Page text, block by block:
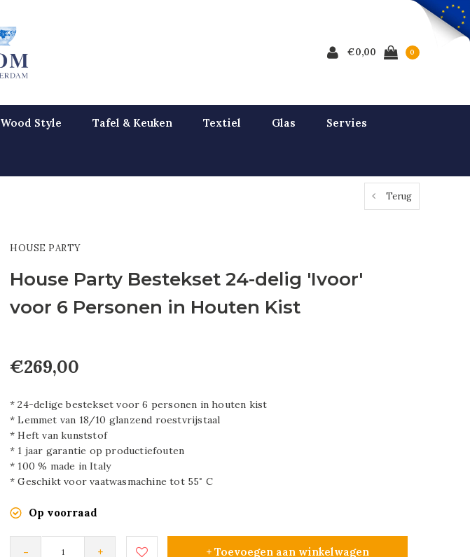
€0,00 0
Wood Style Tafel & Keuken Textiel Glas Servies
Terug
HOUSE PARTY
House Party Bestekset 24-delig 'Ivoor'
voor 6 Personen in Houten Kist
€269,00
* 24-delige bestekset voor 6 personen in houten kist
* Lemmet van 18/10 glanzend roestvrijstaal
* Heft van kunststof
* 1 jaar garantie op productiefouten
* 100 % made in Italy
* Geschikt voor vaatwasmachine tot 55˚ C
Op voorraad
- + + Toevoegen aan winkelwagen